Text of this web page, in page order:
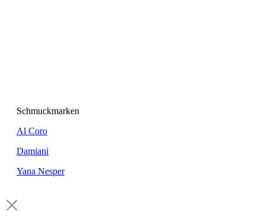
Schmuckmarken
Al Coro
Damiani
Yana Nesper